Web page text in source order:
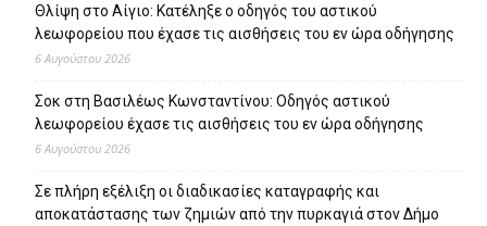
Θλίψη στο Αίγιο: Κατέληξε ο οδηγός του αστικού
λεωφορείου που έχασε τις αισθήσεις του εν ώρα οδήγησης
6 Αυγούστου 2026
Σοκ στη Βασιλέως Κωνσταντίνου: Οδηγός αστικού
λεωφορείου έχασε τις αισθήσεις του εν ώρα οδήγησης
6 Αυγούστου 2026
Σε πλήρη εξέλιξη οι διαδικασίες καταγραφής και
αποκατάστασης των ζημιών από την πυρκαγιά στον Δήμο